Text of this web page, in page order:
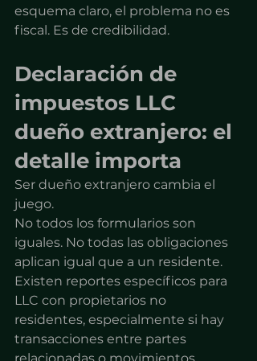
esquema claro, el problema no es
fiscal. Es de credibilidad.
Declaración de
impuestos LLC
dueño extranjero: el
detalle importa
Ser dueño extranjero cambia el
juego.
No todos los formularios son
iguales. No todas las obligaciones
aplican igual que a un residente.
Existen reportes específicos para
LLC con propietarios no
residentes, especialmente si hay
transacciones entre partes